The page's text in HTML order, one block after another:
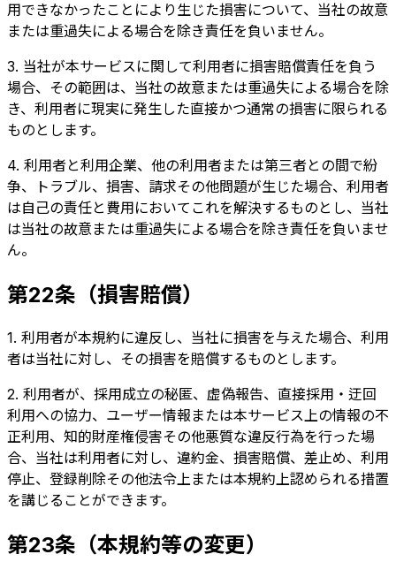
用できなかったことにより生じた損害について、当社の故意
または重過失による場合を除き責任を負いません。
3. 当社が本サービスに関して利用者に損害賠償責任を負う
場合、その範囲は、当社の故意または重過失による場合を除
き、利用者に現実に発生した直接かつ通常の損害に限られる
ものとします。
4. 利用者と利用企業、他の利用者または第三者との間で紛
争、トラブル、損害、請求その他問題が生じた場合、利用者
は自己の責任と費用においてこれを解決するものとし、当社
は当社の故意または重過失による場合を除き責任を負いませ
ん。
第22条（損害賠償）
1. 利用者が本規約に違反し、当社に損害を与えた場合、利用
者は当社に対し、その損害を賠償するものとします。
2. 利用者が、採用成立の秘匿、虚偽報告、直接採用・迂回
利用への協力、ユーザー情報または本サービス上の情報の不
正利用、知的財産権侵害その他悪質な違反行為を行った場
合、当社は利用者に対し、違約金、損害賠償、差止め、利用
停止、登録削除その他法令上または本規約上認められる措置
を講じることができます。
第23条（本規約等の変更）